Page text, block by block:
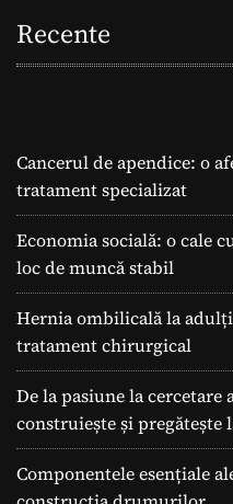
Recente
Cancerul de apendice: o
tratament specializat
Economia socială: o cale
loc de muncă stabil
Hernia ombilicală la
tratament chirurgical
De la pasiune la
construiește și pregătește
Componentele esențiale